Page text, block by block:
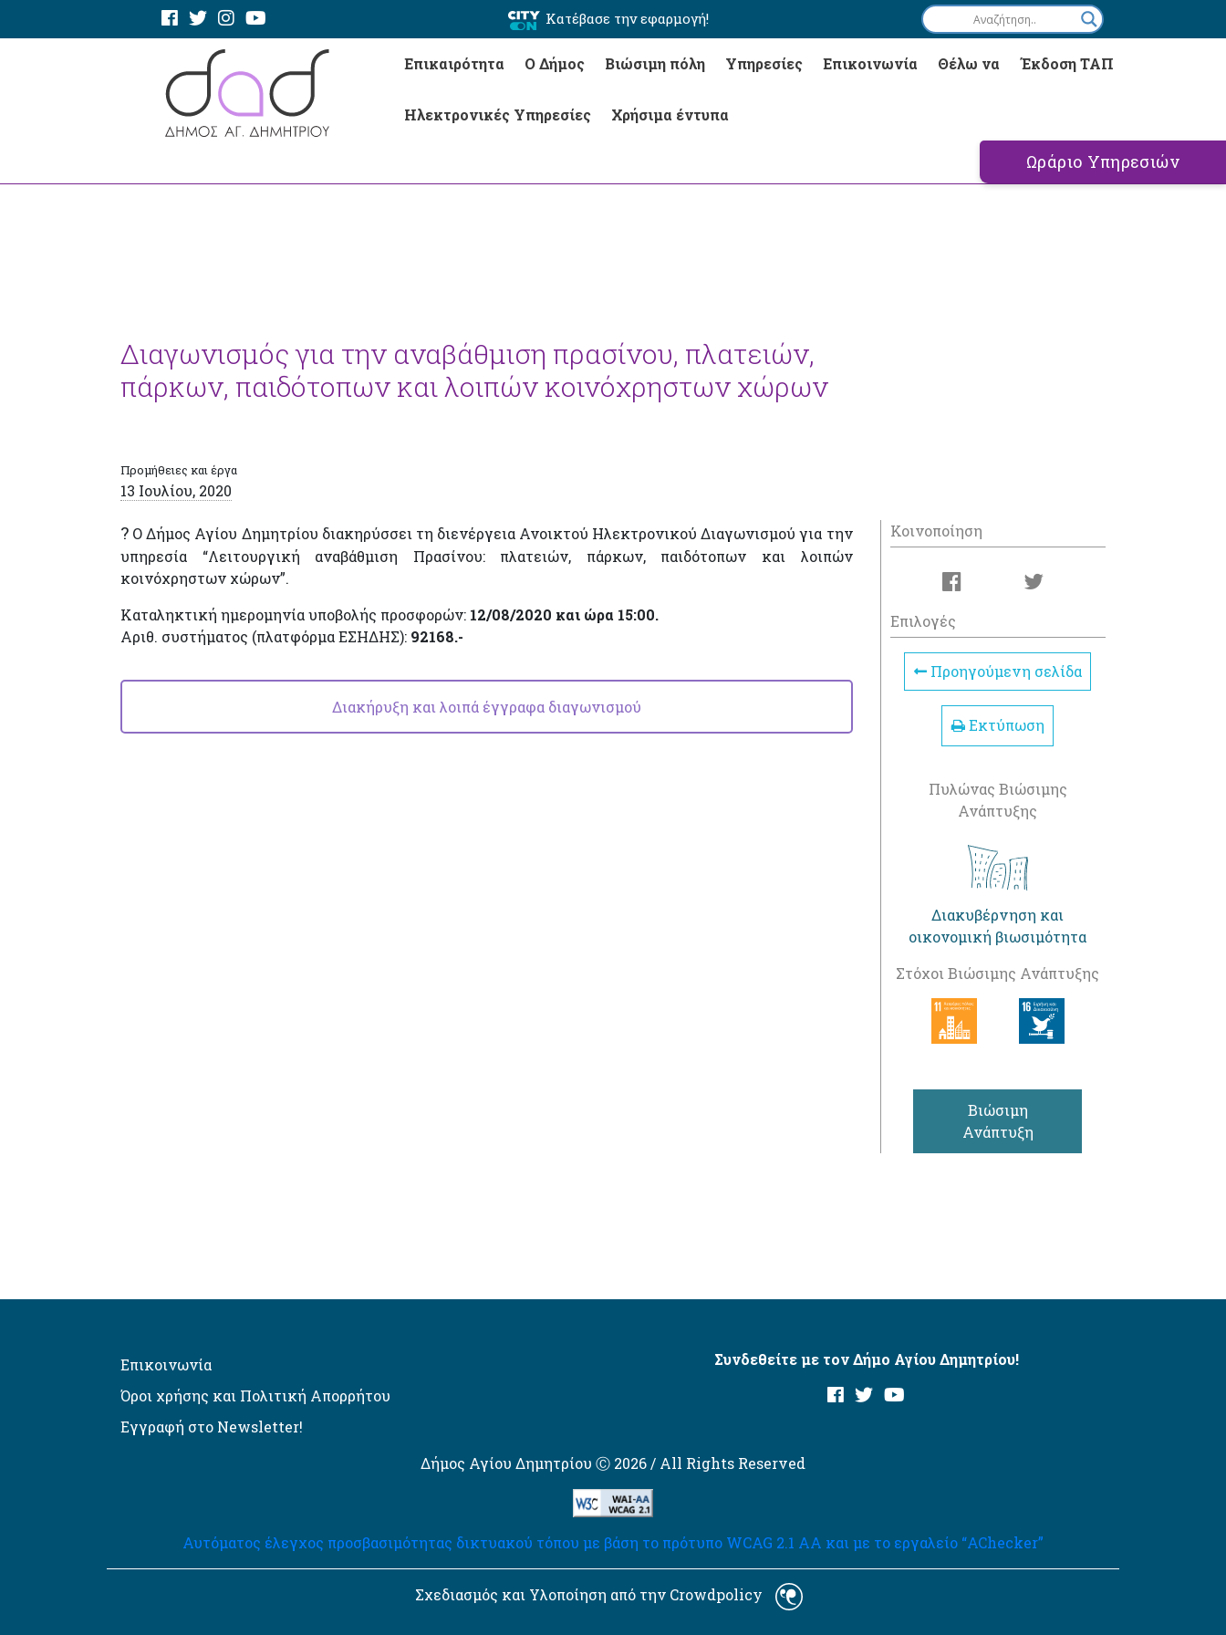
Κατέβασε την εφαρμογή!
Επικαιρότητα Ο Δήμος Βιώσιμη πόλη Υπηρεσίες Επικοινωνία Θέλω να Έκδοση ΤΑΠ
Ηλεκτρονικές Υπηρεσίες Χρήσιμα έντυπα
Ωράριο Υπηρεσιών
Διαγωνισμός για την αναβάθμιση πρασίνου, πλατειών,
πάρκων, παιδότοπων και λοιπών κοινόχρηστων χώρων
Προμήθειες και έργα
13 Ιουλίου, 2020
? Ο Δήμος Αγίου Δημητρίου διακηρύσσει τη διενέργεια Ανοικτού Ηλεκτρονικού Διαγωνισμού για την
υπηρεσία “Λειτουργική αναβάθμιση Πρασίνου: πλατειών, πάρκων, παιδότοπων και λοιπών
κοινόχρηστων χώρων”.
Καταληκτική ημερομηνία υποβολής προσφορών: 12/08/2020 και ώρα 15:00.
Αριθ. συστήματος (πλατφόρμα ΕΣΗΔΗΣ): 92168.-
Διακήρυξη και λοιπά έγγραφα διαγωνισμού
Κοινοποίηση
Επιλογές
Προηγούμενη σελίδα
Εκτύπωση
Πυλώνας Βιώσιμης
Ανάπτυξης
Διακυβέρνηση και
οικονομική βιωσιμότητα
Στόχοι Βιώσιμης Ανάπτυξης
Βιώσιμη
Ανάπτυξη
Επικοινωνία
Όροι χρήσης και Πολιτική Απορρήτου
Εγγραφή στο Newsletter!
Συνδεθείτε με τον Δήμο Αγίου Δημητρίου!
Δήμος Αγίου Δημητρίου Ⓒ 2026 / All Rights Reserved
Αυτόματος έλεγχος προσβασιμότητας δικτυακού τόπου με βάση το πρότυπο WCAG 2.1 AA και με το εργαλείο “AChecker”
Σχεδιασμός και Υλοποίηση από την Crowdpolicy